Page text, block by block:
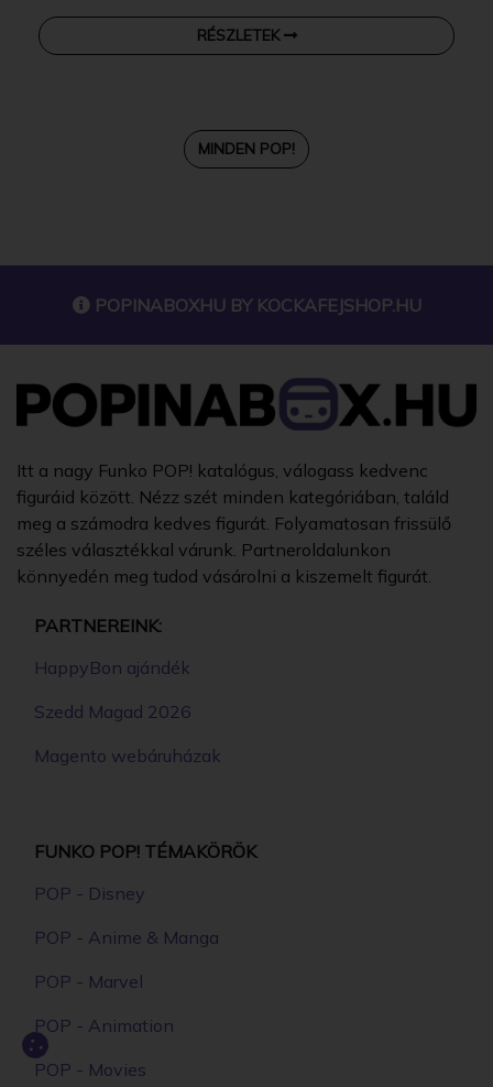
RÉSZLETEK
MINDEN POP!
POPINABOXHU BY KOCKAFEJSHOP.HU
Itt a nagy Funko POP! katalógus, válogass kedvenc
figuráid között. Nézz szét minden kategóriában, találd
meg a számodra kedves figurát. Folyamatosan frissülő
széles választékkal várunk. Partneroldalunkon
könnyedén meg tudod vásárolni a kiszemelt figurát.
PARTNEREINK:
HappyBon ajándék
Szedd Magad 2026
Magento webáruházak
FUNKO POP! TÉMAKÖRÖK
POP - Disney
POP - Anime & Manga
POP - Marvel
POP - Animation
POP - Movies